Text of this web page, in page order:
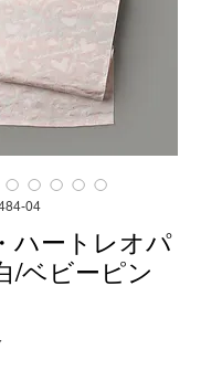
04
ハートレオパ
/ベビーピン
Prix